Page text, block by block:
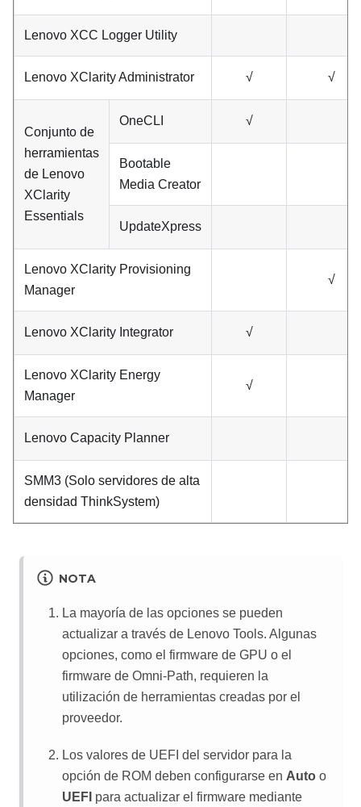
Lenovo XCC Logger Utility
Lenovo XClarity Administrator √ √
Conjunto de
herramientas
de Lenovo
XClarity
Essentials
OneCLI √
Bootable
Media Creator
UpdateXpress
Lenovo XClarity Provisioning
Manager
√
Lenovo XClarity Integrator √
Lenovo XClarity Energy
Manager
√
Lenovo Capacity Planner
SMM3 (Solo servidores de alta
densidad ThinkSystem)
NOTA
La mayoría de las opciones se pueden
actualizar a través de Lenovo Tools. Algunas
opciones, como el firmware de GPU o el
firmware de Omni-Path, requieren la
utilización de herramientas creadas por el
proveedor.
Los valores de UEFI del servidor para la
opción de ROM deben configurarse en Auto o
UEFI para actualizar el firmware mediante